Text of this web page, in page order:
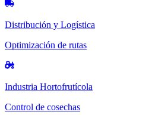
Distribución y Logística
Optimización de rutas
Industria Hortofrutícola
Control de cosechas